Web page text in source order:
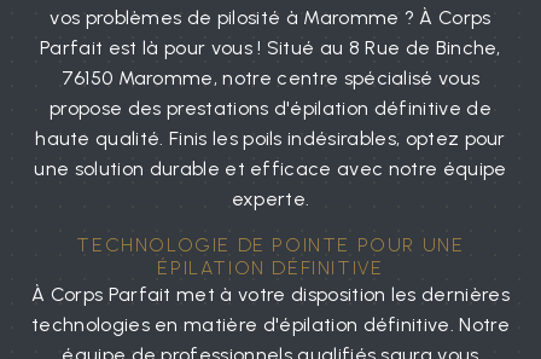
vos problèmes de pilosité à Maromme ? À Corps
Parfait est là pour vous ! Situé au 8 Rue de Binche,
76150 Maromme, notre centre spécialisé vous
propose des prestations d'épilation définitive de
haute qualité. Finis les poils indésirables, optez pour
une solution durable et efficace avec notre équipe
experte.
TECHNOLOGIE DE POINTE POUR UNE
ÉPILATION DÉFINITIVE
À Corps Parfait met à votre disposition les dernières
technologies en matière d'épilation définitive. Notre